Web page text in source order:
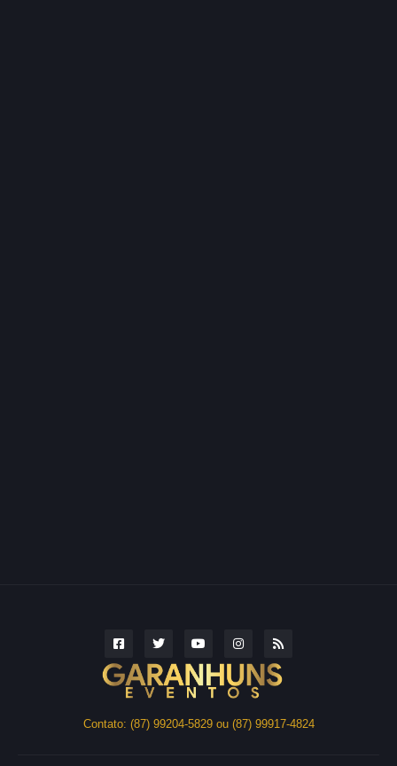
Contato: (87) 99204-5829 ou (87) 99917-4824